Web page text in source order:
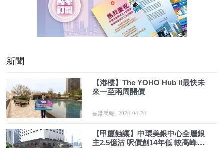
新聞
【港樓】The YOHO Hub II最快未
來一至兩周開價
香港商報 2024-04-24
【甲廈蝕讓】中環美銀中心全層銀
主2.5億沽 呎價創14年低 較高峰貶